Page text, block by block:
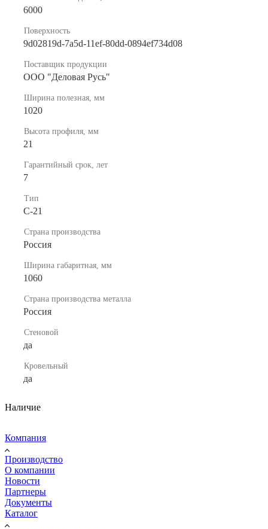
6000
Поверхность
9d02819d-7a5d-11ef-80dd-0894ef734d08
Поставщик продукции
ООО "Деловая Русь"
Ширина полезная, мм
1020
Высота профиля, мм
21
Гарантийный срок, лет
7
Тип
C-21
Страна производства
Россия
Ширина габаритная, мм
1060
Страна производства металла
Россия
Стеновой
да
Кровельный
да
Наличие
Компания
Производство
О компании
Новости
Партнеры
Документы
Каталог